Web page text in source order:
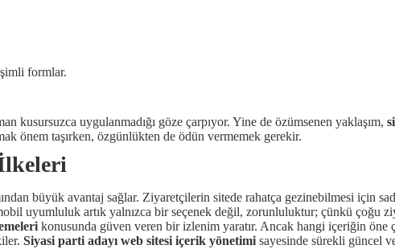
formlar.
kusursuzca uygulanmadığı göze çarpıyor. Yine de özümsenen yaklaşım,
önem taşırken, özgünlükten de ödün vermemek gerekir.
büyük avantaj sağlar. Ziyaretçilerin sitede rahatça gezinebilmesi için
uyumluluk artık yalnızca bir seçenek değil, zorunluluktur; çünkü çoğu
konusunda güven veren bir izlenim yaratır. Ancak hangi içeriğin öne
Siyasi parti adayı web sitesi içerik yönetimi sayesinde sürekli güncel